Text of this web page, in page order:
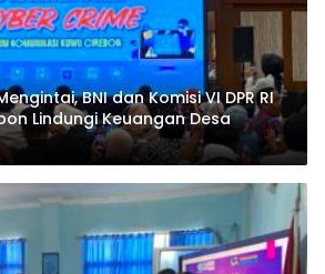
BNI dan Komisi VI DPR RI
Lindungi Keuangan Desa